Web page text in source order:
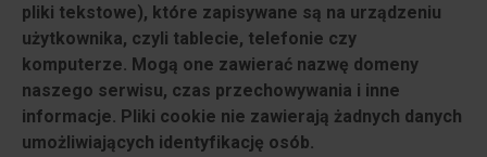
pliki tekstowe), które zapisywane są na urządzeniu
użytkownika, czyli tablecie, telefonie czy
komputerze. Mogą one zawierać nazwę domeny
naszego serwisu, czas przechowywania i inne
informacje. Pliki cookie nie zawierają żadnych danych
umożliwiających identyfikację osób.